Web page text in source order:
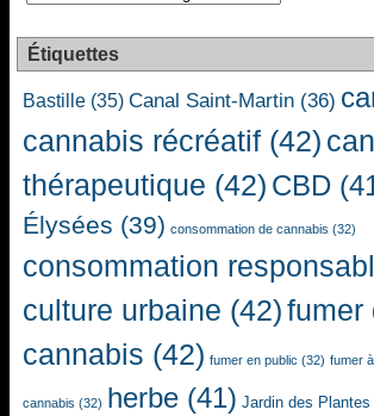
Étiquettes
Bastille (35) Canal Saint-Martin (36)
cannabis récréatif (42)
thérapeutique (42) CBD
Élysées (39) consommation de cannabis (32)
consommation
culture urbaine (42)fumer
cannabis (42) fumer en public (32) fumer
cannabis (32) herbe (41) Jardin des Plantes